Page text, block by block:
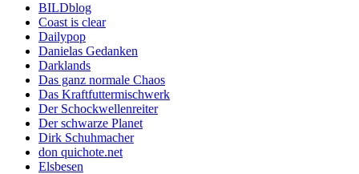
BILDblog
Coast is clear
Dailypop
Danielas Gedanken
Darklands
Das ganz normale Chaos
Das Kraftfuttermischwerk
Der Schockwellenreiter
Der schwarze Planet
Dirk Schuhmacher
don quichote.net
Elsbesen